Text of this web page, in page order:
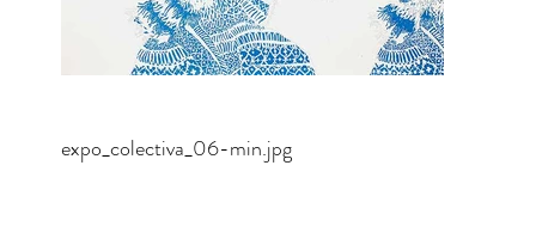
expo_colectiva_06-min.jpg